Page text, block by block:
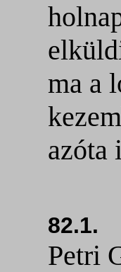
ma a
azóta
82.1.
Petri